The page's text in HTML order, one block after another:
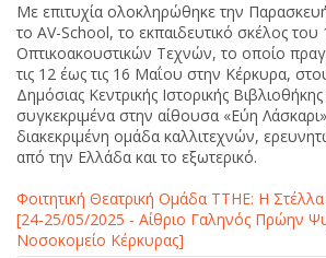
Με επιτυχία ολοκληρώθηκε την
το AV-School, το εκπαιδευτικό σκέλος
Οπτικοακουστικών Τεχνών, το οποίο
τις 12 έως τις 16 Μαΐου στην Κέρκυρα,
Δημόσιας Κεντρικής Ιστορικής
συγκεκριμένα στην αίθουσα «Εύη
διακεκριμένη ομάδα καλλιτεχνών,
από την Ελλάδα και το εξωτερικό.
Φοιτητική Θεατρική Ομάδα ΤΤΗΕ: Η Στέλλα
[24-25/05/2025 - Αίθριο Γαληνός Πρώην
Νοσοκομείο Κέρκυρας]